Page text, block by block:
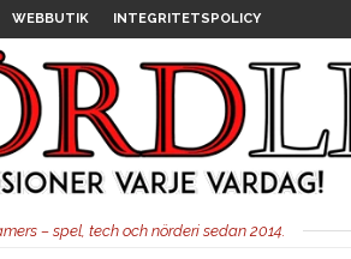
WEBBUTIK INTEGRITETSPOLICY
– spel, tech och nörderi sedan 2014.